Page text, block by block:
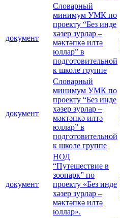
документ
Словарный
минимум УМК по
проекту “Без инде
хәзер зурлар –
мәктәпкә илтә
юллар” в
подготовительной
к школе группе
документ
Словарный
минимум УМК по
проекту “Без инде
хәзер зурлар –
мәктәпкә илтә
юллар” в
подготовительной
к школе группе
документ
HОД
“Путешествие в
зоопарк” по
проекту «Без инде
хәзер зурлар –
мәктәпкә илтә
юллар».